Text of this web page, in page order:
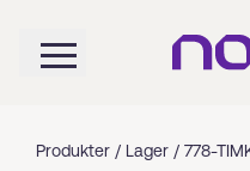
Produkter / Lager / 778-